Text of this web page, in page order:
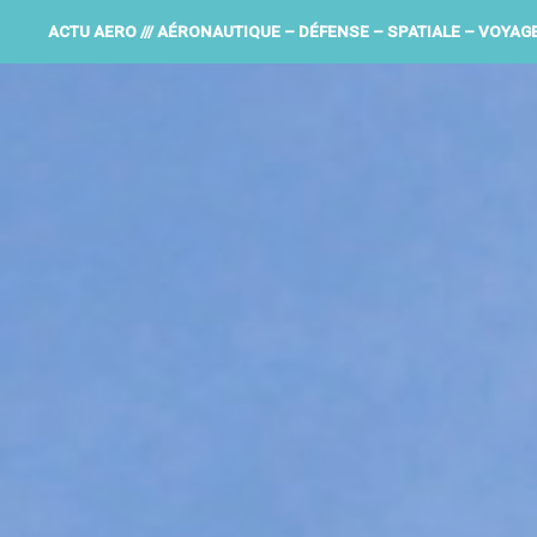
ACTU AERO /// AÉRONAUTIQUE – DÉFENSE – SPATIALE –